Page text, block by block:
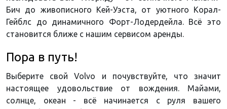
Бич до живописного Кей-Уэста, от уютного Корал-
Гейблс до динамичного Форт-Лодердейла. Всё это
становится ближе с нашим сервисом аренды.
Пора в путь!
Выберите свой Volvo и почувствуйте, что значит
настоящее удовольствие от вождения. Майами,
солнце, океан - всё начинается с руля вашего